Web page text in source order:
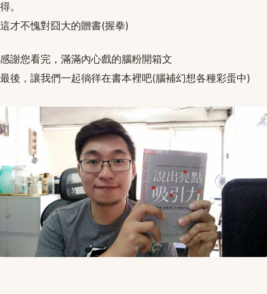
得。
這才不愧對囧大的贈書(握拳)
感謝您看完，滿滿內心戲的腦粉開箱文
最後，讓我們一起徜徉在書本裡吧(腦補幻想各種彩蛋中)